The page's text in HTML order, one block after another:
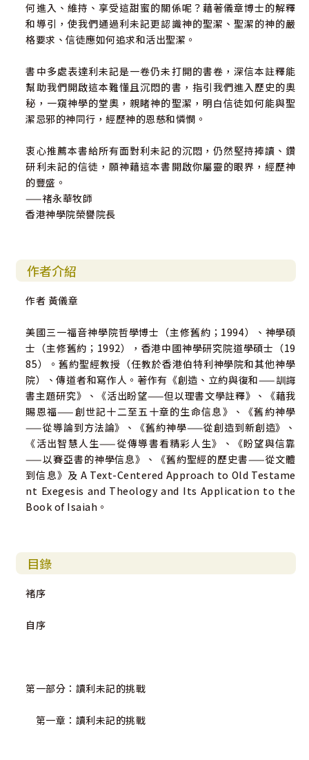
何進入、維持、享受這甜蜜的關係呢？藉著儀章博士的解釋
和導引，使我們通過利未記更認識神的聖潔、聖潔的神的嚴
格要求、信徒應如何追求和活出聖潔。
書中多處表達利未記是一卷仍未打開的書卷，深信本註釋能
幫助我們開啟這本難懂且沉悶的書，指引我們進入歷史的奧
秘，一窺神學的堂奧，親睹神的聖潔，明白信徒如何能與聖
潔忌邪的神同行，經歷神的恩慈和憐憫。
衷心推薦本書給所有面對利未記的沉悶，仍然堅持捧讀、鑽
研利未記的信徒，願神藉這本書開啟你屬靈的眼界，經歷神
的豐盛。
——禇永華牧師
香港神學院榮譽院長
作者介紹
作者 黃儀章
美國三一福音神學院哲學博士（主修舊約；1994）、神學碩
士（主修舊約；1992），香港中國神學研究院道學碩士（19
85）。舊約聖經教授（任教於香港伯特利神學院和其他神學
院）、傳道者和寫作人。著作有《創造、立約與復和——訓誨
書主題研究》、《活出盼望——但以理書文學註釋》、《藉我
賜恩福——創世記十二至五十章的生命信息》、《舊約神學
——從導論到方法論》、《舊約神學——從創造到新創造》、
《活出智慧人生——從傳導書看精彩人生》、《盼望與信靠
——以賽亞書的神學信息》、《舊約聖經的歷史書——從文體
到信息》及 A Text-Centered Approach to Old Testame
nt Exegesis and Theology and Its Application to the
Book of Isaiah。
目錄
褚序
自序
第一部分：讀利未記的挑戰
第一章：讀利未記的挑戰